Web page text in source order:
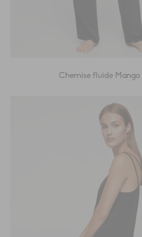
Chemise fluide Mango